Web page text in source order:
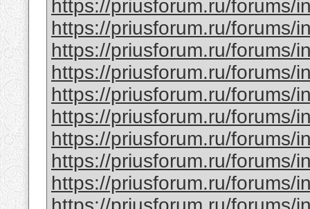
https://priusforum.ru/forums/
https://priusforum.ru/forums/
https://priusforum.ru/forums/
https://priusforum.ru/forums/
https://priusforum.ru/forums/
https://priusforum.ru/forums/
https://priusforum.ru/forums/
https://priusforum.ru/forums/
https://priusforum.ru/forums/